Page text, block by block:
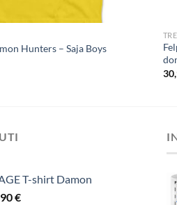
Hunters – Saja Boys
T-shirt Damon
€